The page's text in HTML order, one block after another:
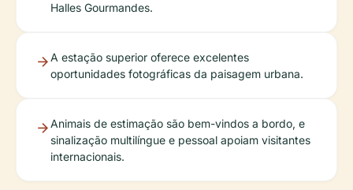
Halles Gourmandes.
A estação superior oferece excelentes
oportunidades fotográficas da paisagem urbana.
Animais de estimação são bem-vindos a bordo, e
sinalização multilíngue e pessoal apoiam visitantes
internacionais.